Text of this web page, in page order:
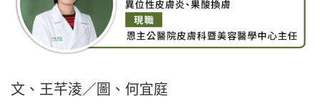
文、王芊淩／圖、何宜庭